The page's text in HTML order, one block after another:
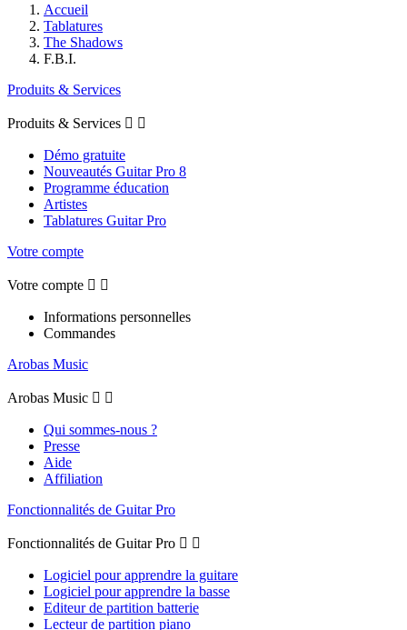
Accueil
Tablatures
The Shadows
F.B.I.
Produits & Services
Produits & Services  
Démo gratuite
Nouveautés Guitar Pro 8
Programme éducation
Artistes
Tablatures Guitar Pro
Votre compte
Votre compte  
Informations personnelles
Commandes
Arobas Music
Arobas Music  
Qui sommes-nous ?
Presse
Aide
Affiliation
Fonctionnalités de Guitar Pro
Fonctionnalités de Guitar Pro  
Logiciel pour apprendre la guitare
Logiciel pour apprendre la basse
Editeur de partition batterie
Lecteur de partition piano